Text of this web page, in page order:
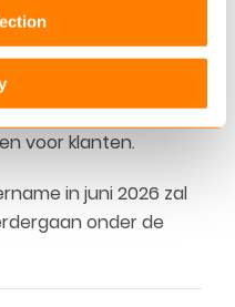
te combineren
van Keylane,
te versnellen,
uit te bouwen en
voor klanten.
in juni 2026 zal
onder de